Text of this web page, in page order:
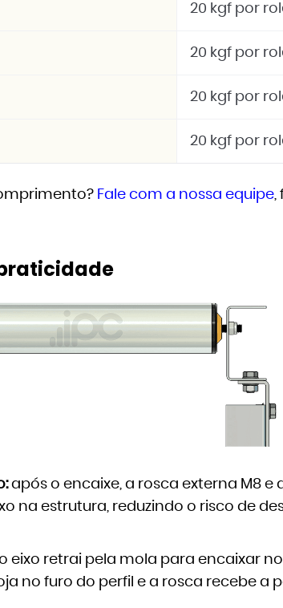
20 kgf por
20 kgf por
20 kgf por
20 kgf por
Fale com a nossa equipe,
após o encaixe, a rosca externa M8 e
na estrutura, reduzindo o risco de
eixo retrai pela mola para encaixar
no furo do perfil e a rosca recebe a